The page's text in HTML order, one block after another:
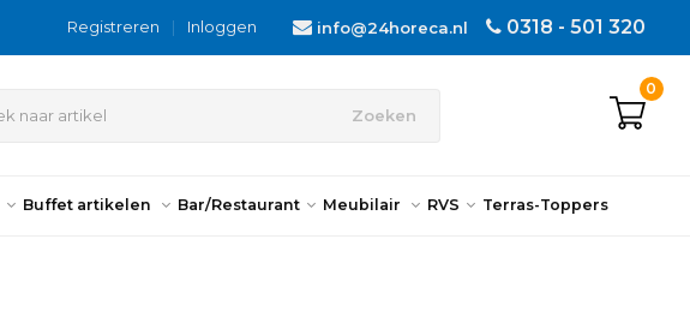
0318 - 501 320
info@24horeca.nl
Inloggen
|
Registreren
Zoeken
0
Buffet artikelen Bar/Restaurant Meubilair RVS Terras-Toppers